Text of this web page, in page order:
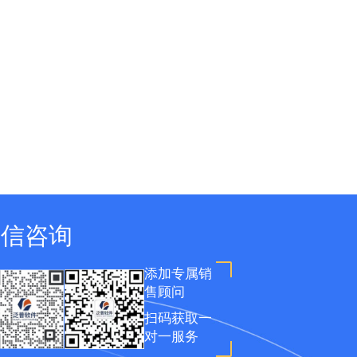
咨询
添加专属销
售顾问
扫码获取一
对一服务
现在有优惠活动吗